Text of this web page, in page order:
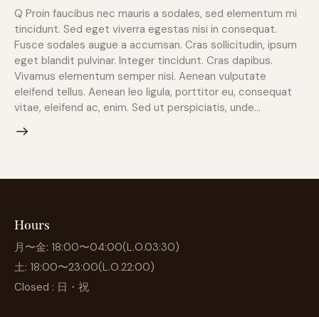
Q Proin faucibus nec mauris a sodales, sed elementum mi
tincidunt. Sed eget viverra egestas nisi in consequat.
Fusce sodales augue a accumsan. Cras sollicitudin, ipsum
eget blandit pulvinar. Integer tincidunt. Cras dapibus.
Vivamus elementum semper nisi. Aenean vulputate
eleifend tellus. Aenean leo ligula, porttitor eu, consequat
vitae, eleifend ac, enim. Sed ut perspiciatis, unde…
Hours
月〜金: 18:00〜04:00(L.O.03:30)
土: 18:00〜23:00(L.O.22:00)
Closed : 日・祝